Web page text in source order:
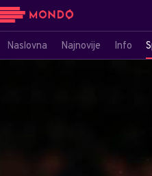
Naslovna Najnovije Info